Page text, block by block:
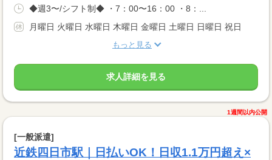
◆週3〜/シフト制◆ ・7：00〜16：00 ・8：...
月曜日 火曜日 水曜日 木曜日 金曜日 土曜日 日曜日 祝日
もっと見る
求人詳細を見る
1週間以内公開
[一般派遣]
近鉄四日市駅｜日払いOK！日収1.1万円超え×